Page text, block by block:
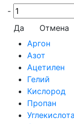
-
Да
Отмена
Аргон
Азот
Ацетилен
Гелий
Кислород
Пропан
Углекислота